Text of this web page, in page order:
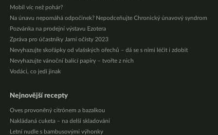
Mobil víc než pohár?
Na únavu nepomáhá odpočinek? Nepodceňujte Chronický únavový syndrom
Pozvánka na prodejní výstavu Ezotera
Zpráva pro účastníky Jarní očisty 2023
Nevyhazujte skořápky od vlašských ořechů – dá se s nimi léčit i zdobit
Nevyhazujte vánoční balící papíry – tvořte z nich
Vodáci, co jedí jinak
Nejnovější recepty
Oves provoněný citrónem a bazalkou
Nakládaná cuketa – na delší skladování
Letní nudle s bambusovými výhonky